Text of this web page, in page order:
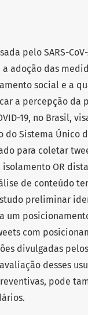
pelo SARS-
adoção das
social e a
a percepção da
19, no Brasil,
do Sistema Único
para coletar
isolamento OR
de conteúdo
preliminar
um
com
divulgadas
desses
pode